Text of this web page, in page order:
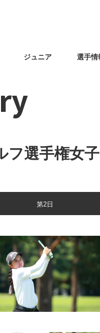
ジュニア 選手情
フ選手権女
第2日